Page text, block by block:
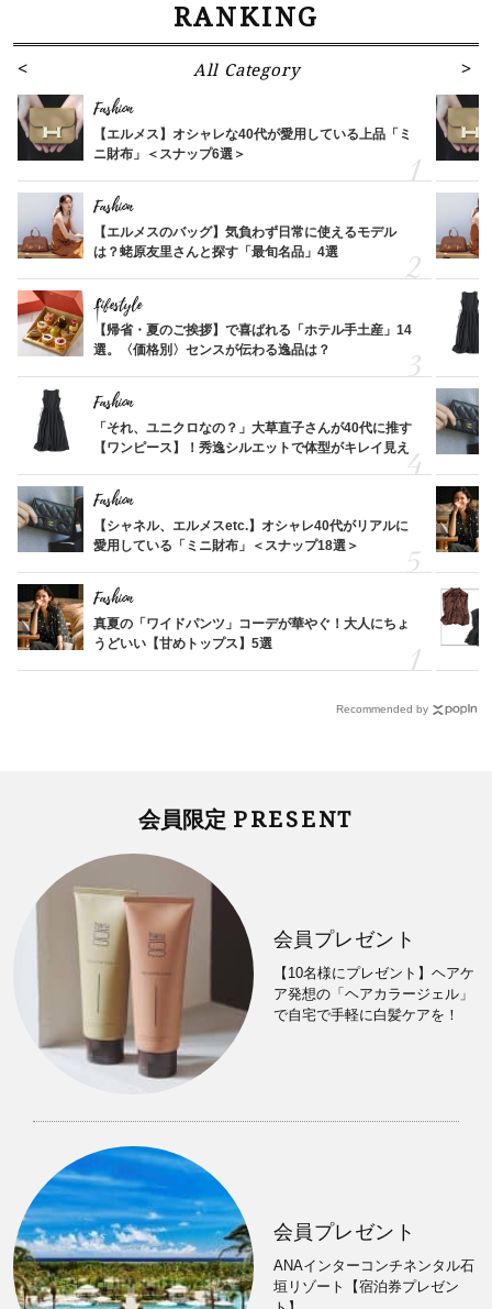
RANKING
All Category
Fashion
【エルメス】オシャレな40代が愛用している上品「ミ
ニ財布」＜スナップ6選＞
Fashion
【エルメスのバッグ】気負わず日常に使えるモデル
は？蛯原友里さんと探す「最旬名品」4選
Lifestyle
【帰省・夏のご挨拶】で喜ばれる「ホテル手土産」14
選。〈価格別〉センスが伝わる逸品は？
Fashion
「それ、ユニクロなの？」大草直子さんが40代に推す
【ワンピース】！秀逸シルエットで体型がキレイ見え
Fashion
【シャネル、エルメスetc.】オシャレ40代がリアルに
愛用している「ミニ財布」＜スナップ18選＞
Fashion
真夏の「ワイドパンツ」コーデが華やぐ！大人にちょ
うどいい【甘めトップス】5選
Recommended by
会員限定 PRESENT
会員プレゼント
【10名様にプレゼント】ヘアケ
ア発想の「ヘアカラージェル」
で自宅で手軽に白髪ケアを！
会員プレゼント
ANAインターコンチネンタル石
垣リゾート【宿泊券プレゼン